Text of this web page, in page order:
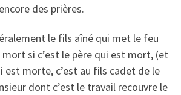
des prières.
le fils aîné qui met le feu
mort si c’est le père qui est mort, (et
est morte, c’est au fils cadet de le
dont c’est le travail recouvre le